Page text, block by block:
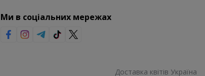
Ми в соціальних мережах
Доставка квітів Україна